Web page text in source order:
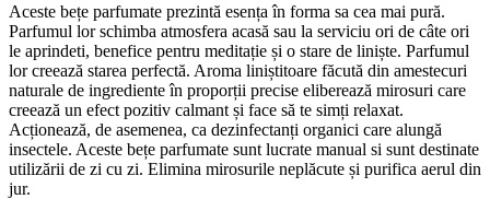
Aceste bețe parfumate prezintă esența în forma sa cea mai pură.
Parfumul lor schimba atmosfera acasă sau la serviciu ori de câte ori
le aprindeti, benefice pentru meditație și o stare de liniște. Parfumul
lor creează starea perfectă. Aroma liniștitoare făcută din amestecuri
naturale de ingrediente în proporții precise eliberează mirosuri care
creează un efect pozitiv calmant și face să te simți relaxat.
Acționează, de asemenea, ca dezinfectanți organici care alungă
insectele. Aceste bețe parfumate sunt lucrate manual si sunt destinate
utilizării de zi cu zi. Elimina mirosurile neplăcute și purifica aerul din
jur.